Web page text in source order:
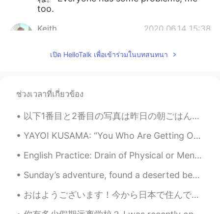
too.
Keith 2020.06.14 15:38
@Mie My problems disappear while
Keith
EN JP DE
They were taken in and around Old
not far from London.
Keith 2020.06.14 15:33
EN JP DE
เปิด HelloTalk เพื่อเข้าร่วมในบทสนทนา
ช่วงเวลาที่เกี่ยวข้อง
以下1番目と2番目の写真は昨日の朝ごはんと夜ご飯です。夜ご飯は持ち帰りをして、魚とポテトを食べました。 ほかの写真はやく5年前にカンボジアで写真を取りました。全ての国に行きましたから、カンボジ...
YAYOI KUSAMA: “You Who Are Getting Obliterated in the Dancing Swarm of Fireflies” exhibit at the ...
English Practice: Drain of Physical or Mental Energy (can also be emotionally as well) Task: Lis...
Sunday’s adventure, found a deserted beach 3 hours away from my hometown, who wants to go back wi...
おはようございます！今から日本で住んでいます。まだ日本語は上手じゃないからたくさんのことできません. いつもがんばります。やった！暑いです😵。アパートの来る人は家の掃除をしませんでした。「大丈夫...